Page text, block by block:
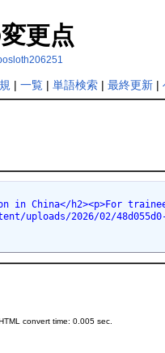
更点
| 一覧| 単語検索| 最終更新|
in China</
2026/02/48d055d0-
convert time: 0.005 sec.